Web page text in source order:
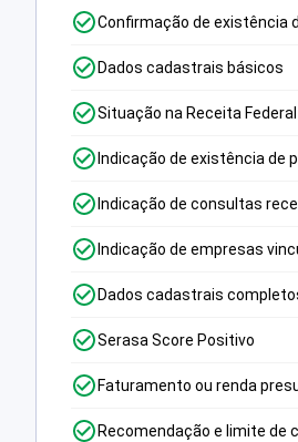
Confirmação de existência
Dados cadastrais básicos
Situação na Receita Federal
Indicação de existência de
Indicação de consultas
Indicação de empresas
Dados cadastrais
Serasa Score Positivo
Faturamento ou renda
Recomendação e limite de